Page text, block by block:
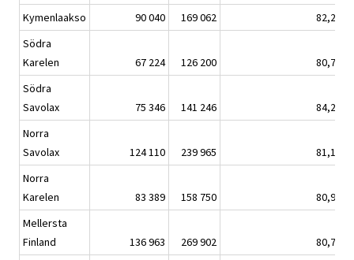
Kymenlaakso
90 040 169 062
82,2
Södra
Karelen
67 224 126 200
80,7
Södra
Savolax
75 346 141 246
84,2
Norra
Savolax
124 110 239 965
81,1
Norra
Karelen
83 389 158 750
80,9
Mellersta
Finland
136 963 269 902
80,7